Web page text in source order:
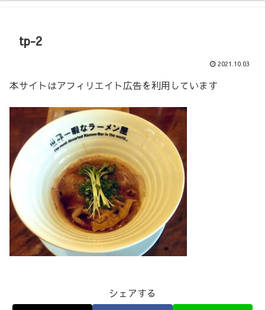
tp-2
2021.10.03
本サイトはアフィリエイト広告を利用しています
シェアする